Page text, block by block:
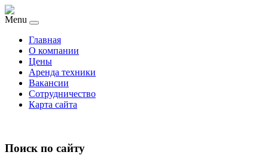
Menu
Главная
О компании
Цены
Аренда техники
Вакансии
Сотрудничество
Карта сайта
Поиск по сайту